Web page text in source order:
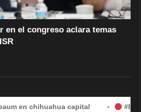
en el congreso aclara temas
capital #EnVivo | DÍA